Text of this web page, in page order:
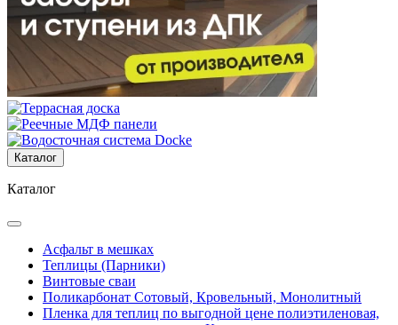
Каталог
Каталог
Асфальт в мешках
Теплицы (Парники)
Винтовые сваи
Поликарбонат Сотовый, Кровельный, Монолитный
Пленка для теплиц по выгодной цене полиэтиленовая,